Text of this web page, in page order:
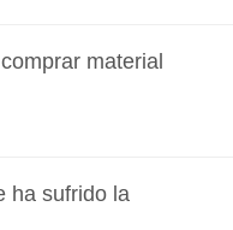
material
ha sufrido la